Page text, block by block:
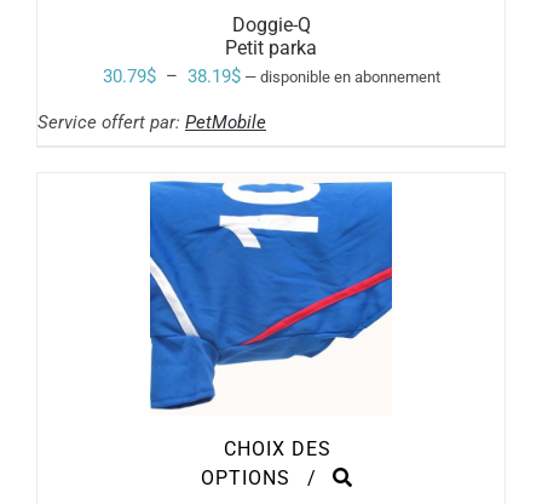
A
PLUSIEURS
VARIATIONS.
CHOISIES
SUR
LA
DU
PRODUIT
Doggie-Q
Petit parka
30.79$ – 38.19$Plage
de
à
38.19$
—disponible en abonnement
Service offert par: PetMobile
CHOIX DES
OPTIONS
CE
/